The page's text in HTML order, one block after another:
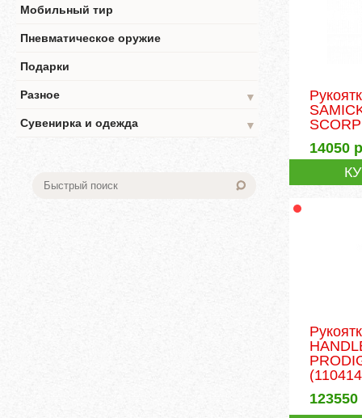
Мобильный тир
Пневматическое оружие
Подарки
Разное
▼
Сувенирка и одежда
▼
14050
123550